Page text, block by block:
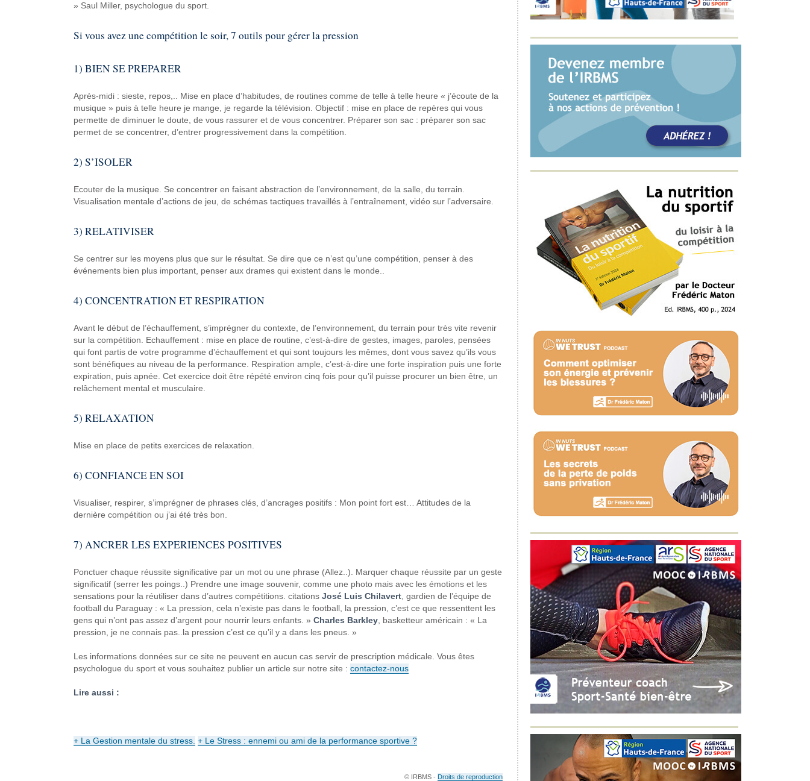
» Saul Miller, psychologue du sport.
Si vous avez une compétition le soir, 7 outils pour gérer la pression
1) BIEN SE PREPARER
Après-midi : sieste, repos,.. Mise en place d’habitudes, de routines comme de telle à telle heure « j’écoute de la
musique » puis à telle heure je mange, je regarde la télévision. Objectif : mise en place de repères qui vous
permette de diminuer le doute, de vous rassurer et de vous concentrer. Préparer son sac : préparer son sac
permet de se concentrer, d’entrer progressivement dans la compétition.
2) S’ISOLER
Ecouter de la musique. Se concentrer en faisant abstraction de l’environnement, de la salle, du terrain.
Visualisation mentale d’actions de jeu, de schémas tactiques travaillés à l’entraînement, vidéo sur l’adversaire.
3) RELATIVISER
Se centrer sur les moyens plus que sur le résultat. Se dire que ce n’est qu’une compétition, penser à des
événements bien plus important, penser aux drames qui existent dans le monde..
4) CONCENTRATION ET RESPIRATION
Avant le début de l’échauffement, s’imprégner du contexte, de l’environnement, du terrain pour très vite revenir
sur la compétition. Echauffement : mise en place de routine, c’est-à-dire de gestes, images, paroles, pensées
qui font partis de votre programme d’échauffement et qui sont toujours les mêmes, dont vous savez qu’ils vous
sont bénéfiques au niveau de la performance. Respiration ample, c’est-à-dire une forte inspiration puis une forte
expiration, puis apnée. Cet exercice doit être répété environ cinq fois pour qu’il puisse procurer un bien être, un
relâchement mental et musculaire.
5) RELAXATION
Mise en place de petits exercices de relaxation.
6) CONFIANCE EN SOI
Visualiser, respirer, s’imprégner de phrases clés, d’ancrages positifs : Mon point fort est… Attitudes de la
dernière compétition ou j’ai été très bon.
7) ANCRER LES EXPERIENCES POSITIVES
Ponctuer chaque réussite significative par un mot ou une phrase (Allez..). Marquer chaque réussite par un geste
significatif (serrer les poings..) Prendre une image souvenir, comme une photo mais avec les émotions et les
sensations pour la réutiliser dans d’autres compétitions. citations José Luis Chilavert, gardien de l’équipe de
football du Paraguay : « La pression, cela n’existe pas dans le football, la pression, c’est ce que ressenttent les
gens qui n’ont pas assez d’argent pour nourrir leurs enfants. » Charles Barkley, basketteur américain : « La
pression, je ne connais pas..la pression c’est ce qu’il y a dans les pneus. »
Les informations données sur ce site ne peuvent en aucun cas servir de prescription médicale. Vous êtes
psychologue du sport et vous souhaitez publier un article sur notre site : contactez-nous
Lire aussi :
+La Gestion mentaledu stress. +Le Stress : ennemi ou amide la performancesportive ?
© IRBMS - Droits de reproduction